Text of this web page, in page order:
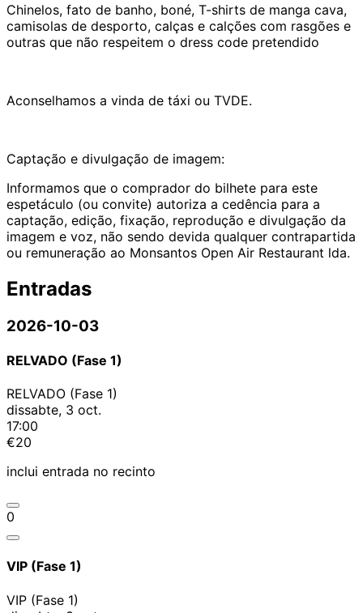
Chinelos, fato de banho, boné, T-shirts de manga cava,
camisolas de desporto, calças e calções com rasgões e
outras que não respeitem o dress code pretendido
Aconselhamos a vinda de táxi ou TVDE.
Captação e divulgação de imagem:
Informamos que o comprador do bilhete para este
espetáculo (ou convite) autoriza a cedência para a
captação, edição, fixação, reprodução e divulgação da
imagem e voz, não sendo devida qualquer contrapartida
ou remuneração ao Monsantos Open Air Restaurant lda.
Entradas
2026-10-03
RELVADO (Fase 1)
RELVADO (Fase 1)
dissabte, 3 oct.
17:00
€20
inclui entrada no recinto
0
VIP (Fase 1)
VIP (Fase 1)